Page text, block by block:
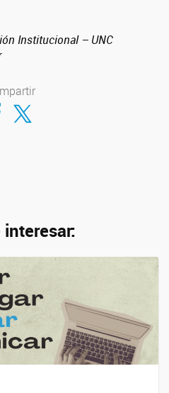
Institucional – UNC
en Facebook
Compartir en Twitter